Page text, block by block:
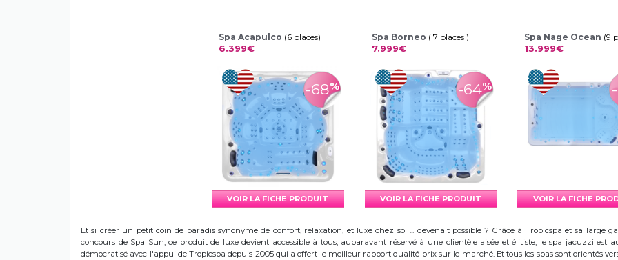
Spa Acapulco (6 places)
6.399€
-68%
VOIR LA FICHE PRODUIT
Spa Borneo ( 7 places )
7.999€
-64%
VOIR LA FICHE PRODUIT
Spa Nage Ocean (9
13.999€
VOIR LA FICHE
Et si créer un petit coin de paradis synonyme de confort, relaxation, et luxe chez soi ... devenait possible ? Grâce à Tropicspa et sa large
concours de Spa Sun, ce produit de luxe devient accessible à tous, auparavant réservé à une clientèle aisée et élitiste, le spa jacuzzi
démocratisé avec l'appui de Tropicspa depuis 2005 qui a offert le meilleur rapport qualité prix sur le marché. Et tous les spas sont orientés